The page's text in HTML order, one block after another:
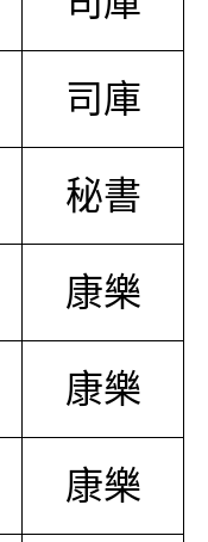
司庫
秘書
康樂
康樂
康樂